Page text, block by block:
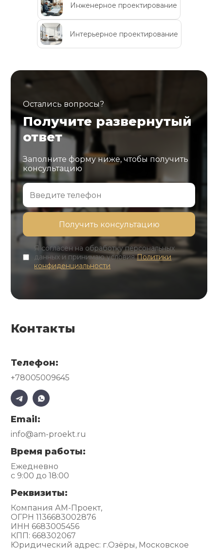
Инженерное проектирование
Интерьерное проектирование
Остались вопросы?
Получите развернутый
ответ
Заполните форму ниже, чтобы получить
консультацию
Я согласен на обработку персональных
данных и принимаю условияПолитики
конфиденциальности
Контакты
Телефон:
+78005009645
Email:
info@am-proekt.ru
Время работы:
Ежедневно
с 9:00 до 18:00
Реквизиты:
Компания АМ-Проект,
ОГРН 1136683002876
ИНН 6683005456
КПП: 668302067
Юридический адрес: г.Озёры, Московское